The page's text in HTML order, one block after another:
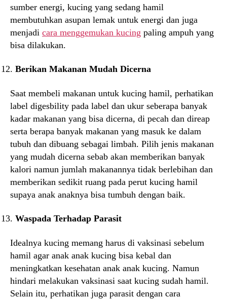
sumber energi, kucing yang sedang hamil
membutuhkan asupan lemak untuk energi dan juga
menjadi cara menggemukan kucing paling ampuh yang
bisa dilakukan.
Berikan Makanan Mudah Dicerna
Saat membeli makanan untuk kucing hamil, perhatikan
label digesbility pada label dan ukur seberapa banyak
kadar makanan yang bisa dicerna, di pecah dan direap
serta berapa banyak makanan yang masuk ke dalam
tubuh dan dibuang sebagai limbah. Pilih jenis makanan
yang mudah dicerna sebab akan memberikan banyak
kalori namun jumlah makanannya tidak berlebihan dan
memberikan sedikit ruang pada perut kucing hamil
supaya anak anaknya bisa tumbuh dengan baik.
Waspada Terhadap Parasit
Idealnya kucing memang harus di vaksinasi sebelum
hamil agar anak anak kucing bisa kebal dan
meningkatkan kesehatan anak anak kucing. Namun
hindari melakukan vaksinasi saat kucing sudah hamil.
Selain itu, perhatikan juga parasit dengan cara